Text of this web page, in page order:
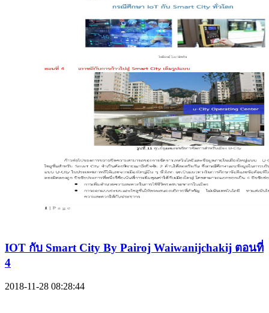
IOT กับ Smart City By Pairoj Waiwanijchakij ตอนที่
4
2018-11-28 08:28:44